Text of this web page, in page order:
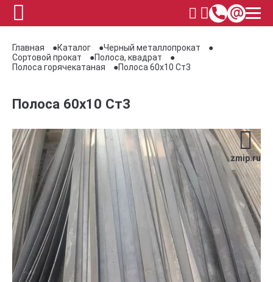
Главная Каталог
Черный металлопрокат
Сортовой прокат
Полоса, квадрат
Полоса горячекатаная
Полоса 60х10 Ст3
Полоса 60х10 Ст3
zmip.ru